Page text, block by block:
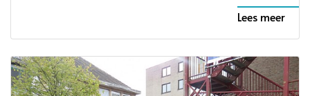
Lees meer